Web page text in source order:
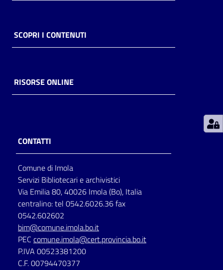
Casa
Piani
storico
per
lettura
Seguici
su
SCOPRI I CONTENUTI
RISORSE ONLINE
CONTATTI
Comune di Imola
Servizi Bibliotecari e archivistici
Via Emilia 80, 40026 Imola (Bo), Italia
centralino: tel 0542.6026.36 fax
0542.602602
bim@comune.imola.bo.it
PEC comune.imola@cert.provincia.bo.it
P.IVA 00523381200
C.F. 00794470377